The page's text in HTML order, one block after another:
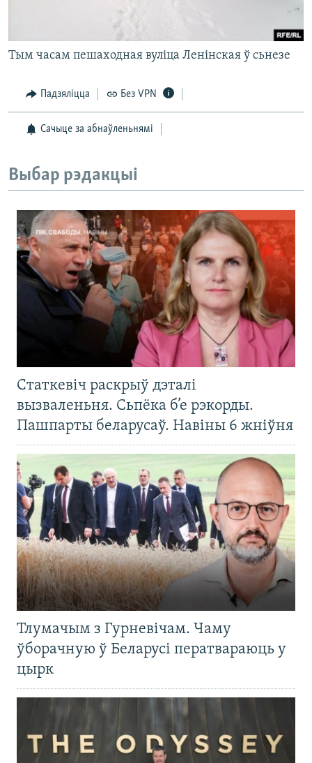
Тым часам пешаходная вуліца Ленінская ў сьнезе
Падзяліцца Без VPN
Сачыце за абнаўленьнямі
Выбар рэдакцыі
Статкевіч раскрыў дэталі
вызваленьня. Сьпёка б’е рэкорды.
Пашпарты беларусаў. Навіны 6 жніўня
Тлумачым з Гурневічам. Чаму
ўборачную ў Беларусі ператвараюць у
цырк